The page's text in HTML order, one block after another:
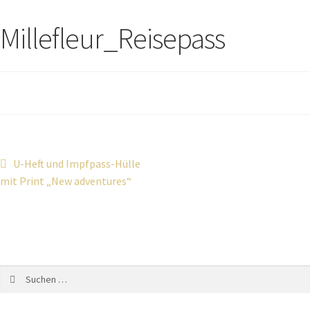
Millefleur_Reisepass
U-Heft und Impfpass-Hülle
mit Print „New adventures“